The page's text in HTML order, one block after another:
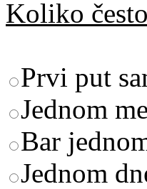
Koliko
Prvi put
Jednom
Bar
Jednom